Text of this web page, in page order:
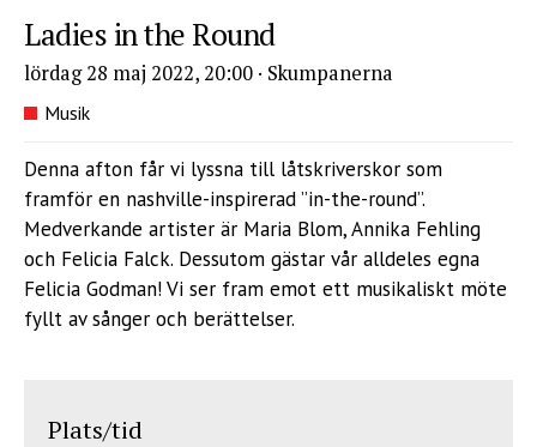
Ladies in the Round
lördag 28 maj 2022, 20:00 · Skumpanerna
Musik
Denna afton får vi lyssna till låtskriverskor som
framför en nashville-inspirerad ”in-the-round”.
Medverkande artister är Maria Blom, Annika Fehling
och Felicia Falck. Dessutom gästar vår alldeles egna
Felicia Godman! Vi ser fram emot ett musikaliskt möte
fyllt av sånger och berättelser.
Plats/tid